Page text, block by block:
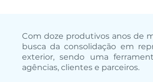
Com doze produtivos anos de
busca da consolidação em
exterior, sendo uma
agências, clientes e parceiros.